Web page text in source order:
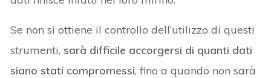
Se non si ottiene il controllo dell’utilizzo di questi
strumenti, sarà difficile accorgersi di quanti dati
siano stati compromessi, fino a quando non sarà